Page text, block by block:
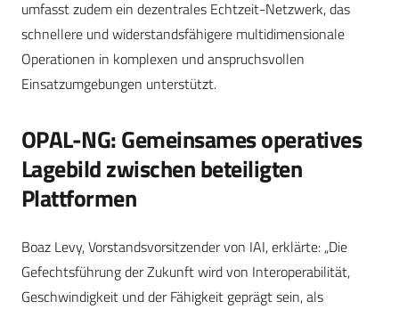
umfasst zudem ein dezentrales Echtzeit-Netzwerk, das
schnellere und widerstandsfähigere multidimensionale
Operationen in komplexen und anspruchsvollen
Einsatzumgebungen unterstützt.
OPAL-NG: Gemeinsames operatives
Lagebild zwischen beteiligten
Plattformen
Boaz Levy, Vorstandsvorsitzender von IAI, erklärte: „Die
Gefechtsführung der Zukunft wird von Interoperabilität,
Geschwindigkeit und der Fähigkeit geprägt sein, als